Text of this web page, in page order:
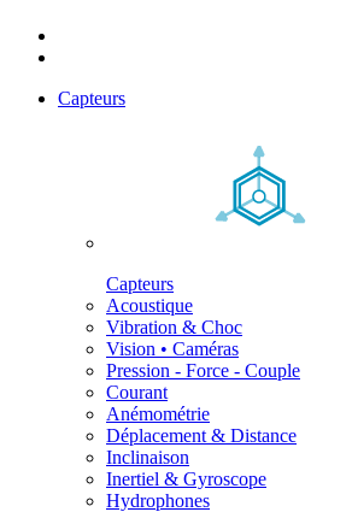
Capteurs
Capteurs
Acoustique
Vibration & Choc
Vision • Caméras
Pression - Force - Couple
Courant
Anémométrie
Déplacement & Distance
Inclinaison
Inertiel & Gyroscope
Hydrophones